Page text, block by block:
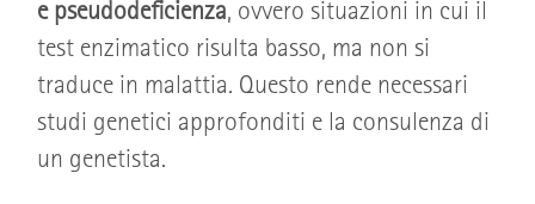
e pseudodeficienza, ovvero situazioni in cui il
test enzimatico risulta basso, ma non si
traduce in malattia. Questo rende necessari
studi genetici approfonditi e la consulenza di
un genetista.